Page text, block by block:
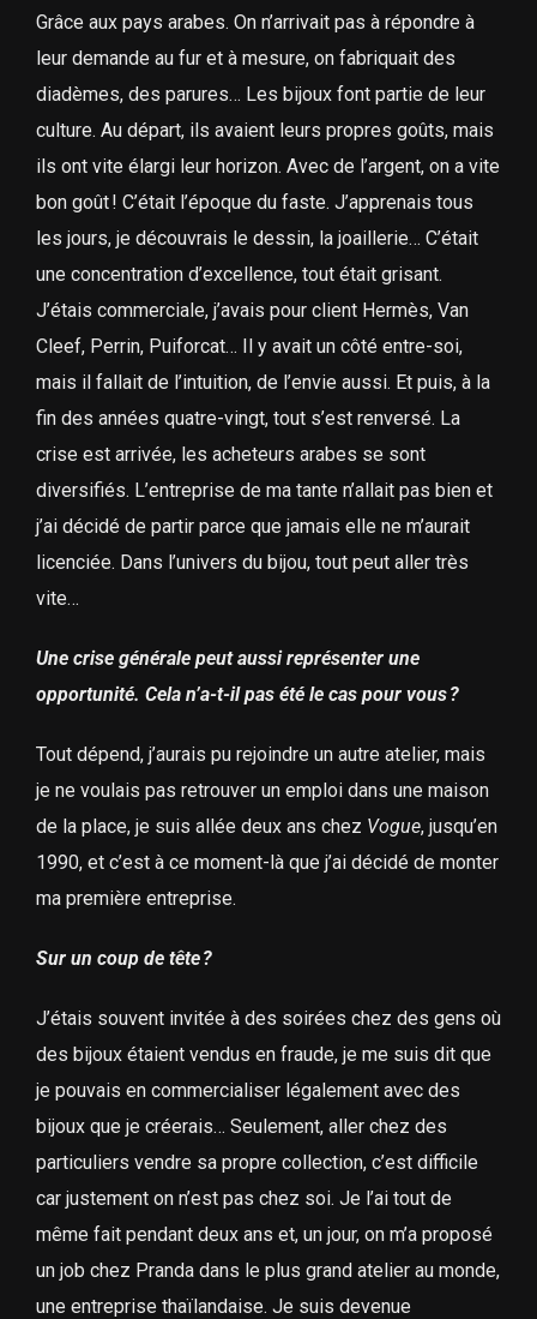
Grâce aux pays arabes. On n’arrivait pas à répondre à
leur demande au fur et à mesure, on fabriquait des
diadèmes, des parures… Les bijoux font partie de leur
culture. Au départ, ils avaient leurs propres goûts, mais
ils ont vite élargi leur horizon. Avec de l’argent, on a vite
bon goût ! C’était l’époque du faste. J’apprenais tous
les jours, je découvrais le dessin, la joaillerie… C’était
une concentration d’excellence, tout était grisant.
J’étais commerciale, j’avais pour client Hermès, Van
Cleef, Perrin, Puiforcat… Il y avait un côté entre-soi,
mais il fallait de l’intuition, de l’envie aussi. Et puis, à la
fin des années quatre-vingt, tout s’est renversé. La
crise est arrivée, les acheteurs arabes se sont
diversifiés. L’entreprise de ma tante n’allait pas bien et
j’ai décidé de partir parce que jamais elle ne m’aurait
licenciée. Dans l’univers du bijou, tout peut aller très
vite…
Une crise générale peut aussi représenter une
opportunité. Cela n’a-t-il pas été le cas pour vous ?
Tout dépend, j’aurais pu rejoindre un autre atelier, mais
je ne voulais pas retrouver un emploi dans une maison
de la place, je suis allée deux ans chez Vogue, jusqu’en
1990, et c’est à ce moment-là que j’ai décidé de monter
ma première entreprise.
Sur un coup de tête ?
J’étais souvent invitée à des soirées chez des gens où
des bijoux étaient vendus en fraude, je me suis dit que
je pouvais en commercialiser légalement avec des
bijoux que je créerais… Seulement, aller chez des
particuliers vendre sa propre collection, c’est difficile
car justement on n’est pas chez soi. Je l’ai tout de
même fait pendant deux ans et, un jour, on m’a proposé
un job chez Pranda dans le plus grand atelier au monde,
une entreprise thaïlandaise. Je suis devenue